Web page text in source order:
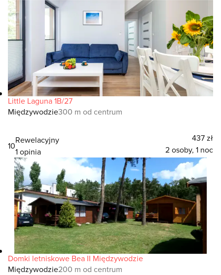
Little Laguna 1B/27
Międzywodzie300 m od centrum
10
Rewelacyjny
1 opinia
437 zł
2 osoby, 1 noc
Domki letniskowe Bea II Międzywodzie
Międzywodzie200 m od centrum